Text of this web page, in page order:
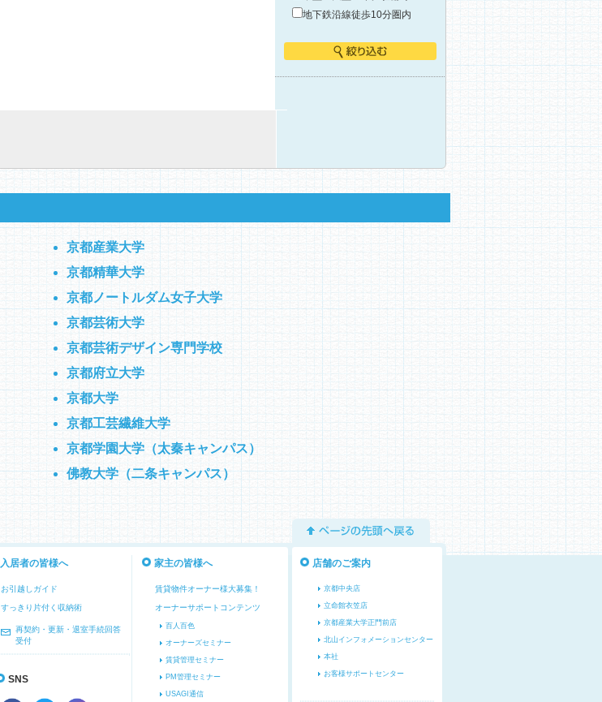
地下鉄沿線徒歩10分圏内
京都産業大学
京都精華大学
京都ノートルダム女子大学
京都芸術大学
京都芸術デザイン専門学校
京都府立大学
京都大学
京都工芸繊維大学
京都学園大学（太秦キャンパス）
佛教大学（二条キャンパス）
ページの先頭へ戻る
入居者の皆様へ
お引越しガイド
すっきり片付く収納術
再契約・更新・退室手続回答
受付
SNS
家主の皆様へ
賃貸物件オーナー様大募集！
オーナーサポートコンテンツ
百人百色
オーナーズセミナー
賃貸管理セミナー
PM管理セミナー
USAGI通信
店舗のご案内
京都中央店
立命館衣笠店
京都産業大学正門前店
北山インフォメーションセンター
本社
お客様サポートセンター